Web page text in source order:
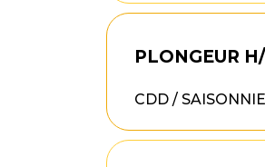
PLONGEUR
CDD /